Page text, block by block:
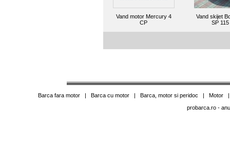
Vand motor Mercury 4
CP
Vand skijet
SP 115
Barca fara motor| Barca cu motor| Barca, motor si peridoc | Motor
probarca.ro-